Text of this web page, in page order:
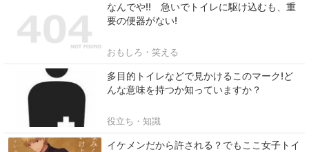
なんでや!! 急いでトイレに駆け込むも、重
要の便器がない!
おもしろ・笑える
多目的トイレなどで見かけるこのマーク!ど
んな意味を持つか知っていますか？
役立ち・知識
イケメンだから許される？でもここ女子トイ